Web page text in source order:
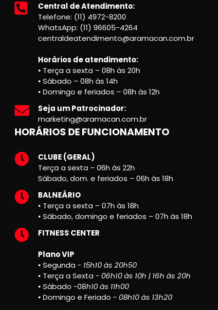
Central de Atendimento:
Telefone: (11) 4972-8200
WhatsApp: (11) 96605-4264
centraldeatendimento@aramacan.com.br
Horários de atendimento:
• Terça a sexta – 08h às 20h
• Sábado – 08h às 14h
• Domingo e feriados – 08h às 12h
Seja um Patrocinador:
marketing@aramacan.com.br
HORÁRIOS DE FUNCIONAMENTO
CLUBE (GERAL)
Terça a sexta – 06h às 22h
Sábado, dom. e feriados – 06h às 18h
BALNEÁRIO
• Terça a sexta – 07h às 18h
• Sábado, domingo e feriados – 07h às 18h
FITNESS CENTER
Plano VIP
• Segunda - 15h10 às 20h50
• Terça a Sexta - 06h10 às 10h | 16h às 20h
• Sábado -08h10 às 11h00
• Domingo e Feriado - 08h10 às 13h20